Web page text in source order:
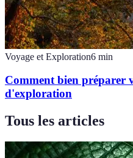
Voyage et Exploration6 min
Comment bien préparer
d'exploration
Tous les articles